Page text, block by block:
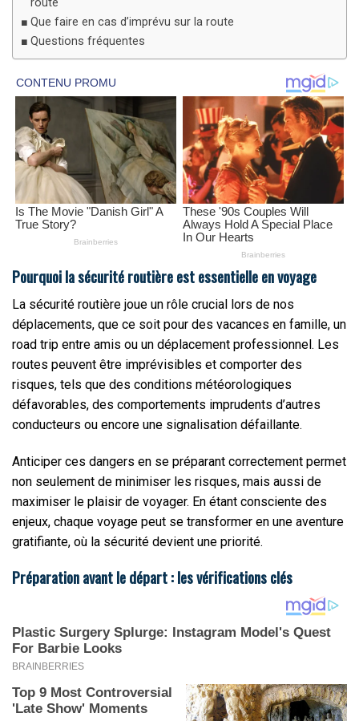
route
Que faire en cas d’imprévu sur la route
Questions fréquentes
Pourquoi la sécurité routière est essentielle en voyage
La sécurité routière joue un rôle crucial lors de nos
déplacements, que ce soit pour des vacances en famille, un
road trip entre amis ou un déplacement professionnel. Les
routes peuvent être imprévisibles et comporter des
risques, tels que des conditions météorologiques
défavorables, des comportements imprudents d’autres
conducteurs ou encore une signalisation défaillante.
Anticiper ces dangers en se préparant correctement permet
non seulement de minimiser les risques, mais aussi de
maximiser le plaisir de voyager. En étant consciente des
enjeux, chaque voyage peut se transformer en une aventure
gratifiante, où la sécurité devient une priorité.
Préparation avant le départ : les vérifications clés